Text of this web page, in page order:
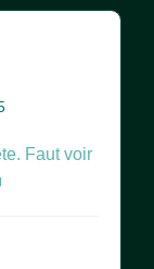
Faut voir